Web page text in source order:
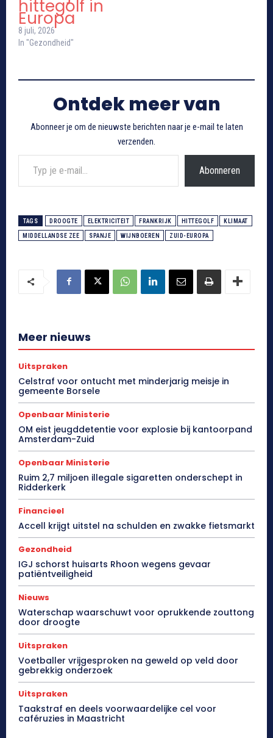
hittegolf in
Europa
8 juli, 2026
In "Gezondheid"
Ontdek meer van
Abonneer je om de nieuwste berichten naar je e-mail te laten
verzenden.
Typ je e-mail...
Abonneren
TAGS DROOGTE ELEKTRICITEIT FRANKRIJK HITTEGOLF KLIMAAT
MIDDELLANDSE ZEE SPANJE WIJNBOEREN ZUID-EUROPA
Meer nieuws
Uitspraken
Celstraf voor ontucht met minderjarig meisje in
gemeente Borsele
Openbaar Ministerie
OM eist jeugddetentie voor explosie bij kantoorpand
Amsterdam-Zuid
Openbaar Ministerie
Ruim 2,7 miljoen illegale sigaretten onderschept in
Ridderkerk
Financieel
Accell krijgt uitstel na schulden en zwakke fietsmarkt
Gezondheid
IGJ schorst huisarts Rhoon wegens gevaar
patiëntveiligheid
Nieuws
Waterschap waarschuwt voor oprukkende zouttong
door droogte
Uitspraken
Voetballer vrijgesproken na geweld op veld door
gebrekkig onderzoek
Uitspraken
Taakstraf en deels voorwaardelijke cel voor
caféruzies in Maastricht